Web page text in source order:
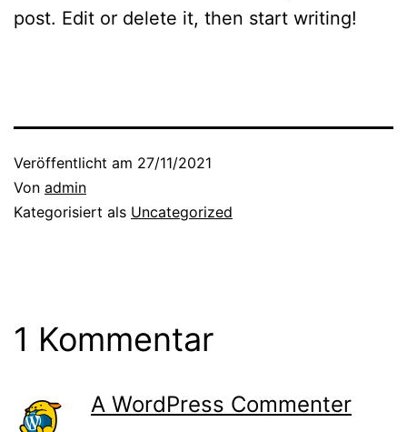
post. Edit or delete it, then start writing!
Veröffentlicht am 27/11/2021
Von admin
Kategorisiert als Uncategorized
1 Kommentar
A WordPress Commenter